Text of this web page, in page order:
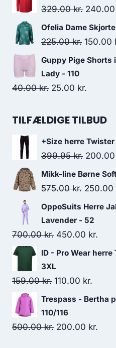
was:
is:
329.00kr. Original
price
was:
240.00
Ofelia Dame
225.00kr. Original
price
225.00
150.00
Guppy Pige Shorts
Lady - 110
40.00kr. Original
was:
25.00 kr.
is:
TILFÆLDIGE TILBUD
+Size herre
399.95kr. Original
price
was:
200.00
Mikk-line Børne
575.00kr. Original
price
was:
575.00
250.00
OppoSuits Herre
Lavender - 52
700.00kr. Original
price
700.00 kr..
450.00 kr.
ID - Pro Wear
3XL
159.00kr. Original
price
was:
159.00 kr..
110.00 kr.
price
Trespass - Bertha
110/116
500.00kr. Original
200.00 kr.